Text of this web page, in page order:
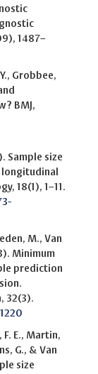
1487–
Grobbee,
BMJ,
Sample size
18(1), 1–11.
M., Van
Minimum
prediction
32(3).
F. E., Martin,
G., & Van
size